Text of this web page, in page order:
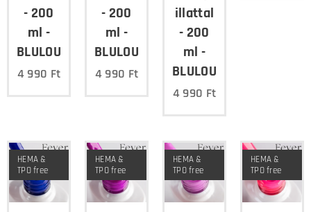
- 200
ml -
BLULOU
4 990 Ft
- 200
ml -
BLULOU
4 990 Ft
illattal
- 200
ml -
BLULOU
4 990 Ft
HEMA &
TPO free
HEMA &
TPO free
HEMA &
TPO free
HEMA &
TPO free